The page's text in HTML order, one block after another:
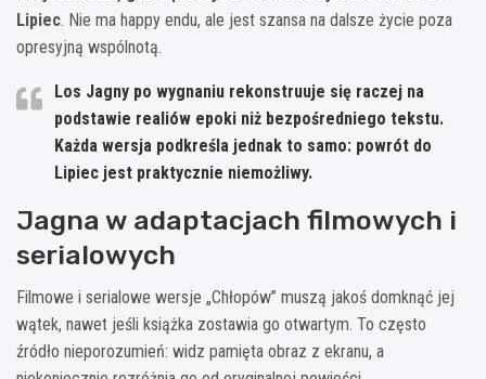
Lipiec. Nie ma happy endu, ale jest szansa na dalsze życie poza
opresyjną wspólnotą.
Los Jagny po wygnaniu rekonstruuje się raczej na
podstawie realiów epoki niż bezpośredniego tekstu.
Każda wersja podkreśla jednak to samo: powrót do
Lipiec jest praktycznie niemożliwy.
Jagna w adaptacjach filmowych i
serialowych
Filmowe i serialowe wersje „Chłopów” muszą jakoś domknąć jej
wątek, nawet jeśli książka zostawia go otwartym. To często
źródło nieporozumień: widz pamięta obraz z ekranu, a